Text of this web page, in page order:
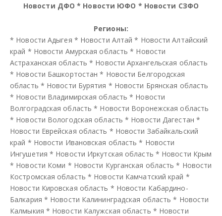
Новости ДФО * Новости ЮФО * Новости СЗФО
Регионы:
* Новости Адыгея * Новости Алтай * Новости Алтайский
край * Новости Амурская область * Новости
Астраханская область * Новости Архангельская область
* Новости Башкортостан * Новости Белгородская
область * Новости Бурятия * Новости Брянская область
* Новости Владимирская область * Новости
Волгоградская область * Новости Воронежская область
* Новости Вологодская область * Новости Дагестан *
Новости Еврейская область * Новости Забайкальский
край * Новости Ивановская область * Новости
Ингушетия * Новости Иркутская область * Новости Крым
* Новости Коми * Новости Курганская область * Новости
Костромская область * Новости Камчатский край *
Новости Кировская область * Новости Кабардино-
Балкария * Новости Калининградская область * Новости
Калмыкия * Новости Калужская область * Новости